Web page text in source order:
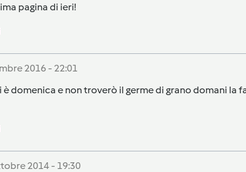
pagina di ieri!
2016 - 22:01
domenica e non troverò il germe di grano domani
2014 - 19:30